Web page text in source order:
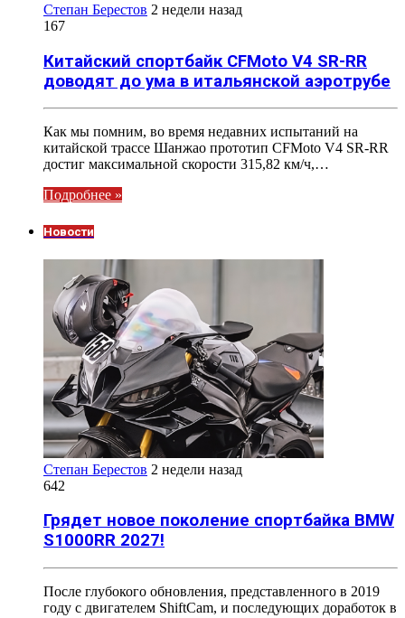
Степан Берестов 2 недели назад
167
Китайский спортбайк CFMoto V4 SR-RR
доводят до ума в итальянской аэротрубе
Как мы помним, во время недавних испытаний на
китайской трассе Шанжао прототип CFMoto V4 SR-RR
достиг максимальной скорости 315,82 км/ч,…
Подробнее »
Новости
Степан Берестов 2 недели назад
642
Грядет новое поколение спортбайка BMW
S1000RR 2027!
После глубокого обновления, представленного в 2019
году с двигателем ShiftCam, и последующих доработок в